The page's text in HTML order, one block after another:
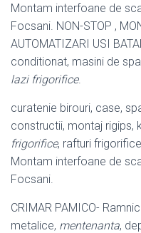
Montam interfoane de
Focsani. NON-STOP ,
AUTOMATIZARI USI
conditionat, masini de
lazi frigorifice.
curatenie birouri, case,
constructii, montaj rigips,
frigorifice, rafturi
Montam interfoane de
Focsani.
CRIMAR PAMICO-
metalice, mentenanta,